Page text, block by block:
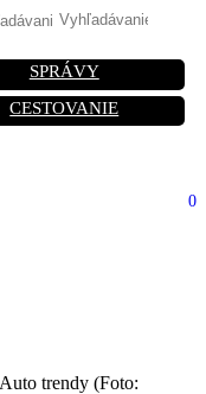
SPRÁVY
CESTOVANIE
0
trendy (Foto: